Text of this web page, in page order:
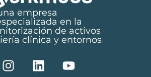
empresa
en la
de activos
clínica y entornos